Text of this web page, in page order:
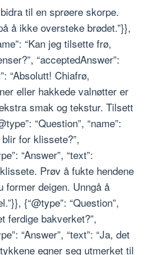
til en sprøere skorpe.
å ikke oversteke brødet.”}},
“Kan jeg tilsette frø,
“acceptedAnswer”:
“Absolutt! Chiafrø,
eller hakkede valnøtter er
smak og tekstur. Tilsett
“Question”, “name”:
for klissete?”,
“Answer”, “text”:
Prøv å fukte hendene
former deigen. Unngå å
{“@type”: “Question”,
ferdige bakverket?”,
“Answer”, “text”: “Ja, det
egner seg utmerket til